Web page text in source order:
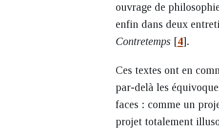
ouvrage de
enfin dans deux
Contretemps [4].
Ces textes ont en
par-delà les
faces : comme un
projet totalement